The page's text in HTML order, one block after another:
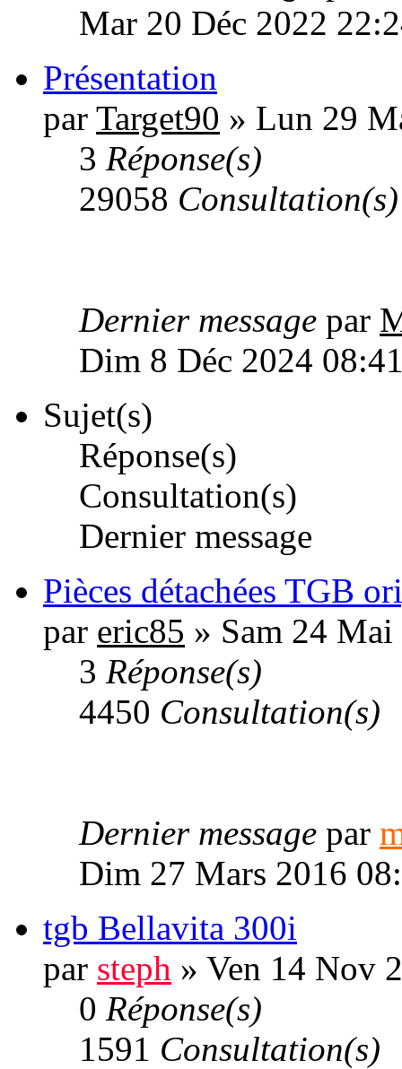
Mar 20 Déc 2022
Présentation
par Target90 » Lun 29
3 Réponse(s)
29058 Consultation(s)
Dernier message par
Dim 8 Déc 2024
Sujet(s)
Réponse(s)
Consultation(s)
Dernier message
Pièces détachées TGB
par eric85 » Sam 24
3 Réponse(s)
4450 Consultation(s)
Dernier message par
Dim 27 Mars 2016
tgb Bellavita 300i
par steph » Ven 14 Nov
0 Réponse(s)
1591 Consultation(s)